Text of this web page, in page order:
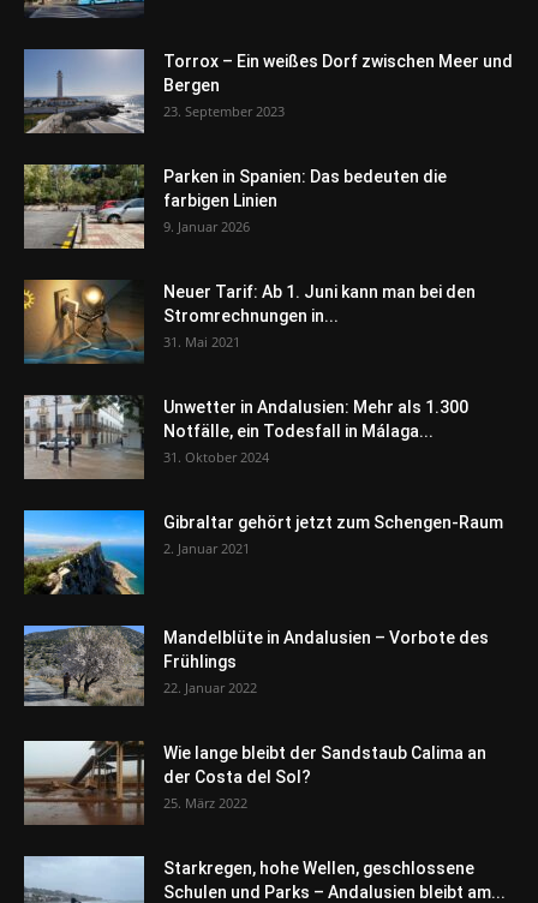
Torrox – Ein weißes Dorf zwischen Meer und
Bergen
23. September 2023
Parken in Spanien: Das bedeuten die
farbigen Linien
9. Januar 2026
Neuer Tarif: Ab 1. Juni kann man bei den
Stromrechnungen in...
31. Mai 2021
Unwetter in Andalusien: Mehr als 1.300
Notfälle, ein Todesfall in Málaga...
31. Oktober 2024
Gibraltar gehört jetzt zum Schengen-Raum
2. Januar 2021
Mandelblüte in Andalusien – Vorbote des
Frühlings
22. Januar 2022
Wie lange bleibt der Sandstaub Calima an
der Costa del Sol?
25. März 2022
Starkregen, hohe Wellen, geschlossene
Schulen und Parks – Andalusien bleibt am...